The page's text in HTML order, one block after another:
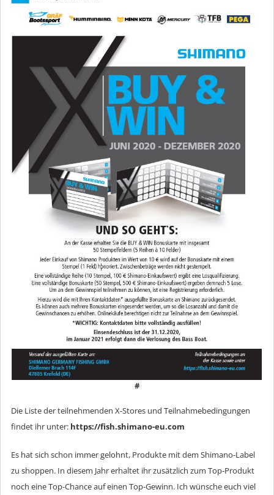
#
Die Liste der teilnehmenden X-Stores und Teilnahmebedingungen
findet ihr unter: https://fish.shimano-eu.com
Es hat sich schon immer gelohnt, Produkte mit dem Shimano-Label
zu shoppen. In diesem Jahr erhaltet ihr zusätzlich zum Top-Produkt
noch eine Top-Chance auf einen Top-Gewinn. Ich wünsche euch viel